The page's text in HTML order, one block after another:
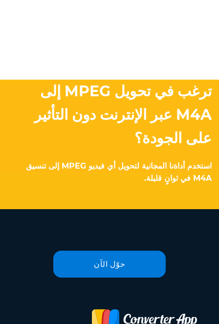
ترغب في تحويل MPEG إلى
M4A عبر الإنترنت دون التأثير
على الجودة؟
استخدم أداةنا المجانية لتحويل أي فيديو MPEG إلى تنسيق
M4A في ثوانٍ قليلة.
حوّل الآن